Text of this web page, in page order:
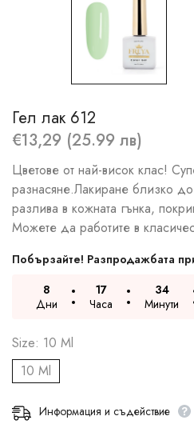
Гел лак 612
€13,29 (25.99 лв)
Цветове от най-висок клас!
разнасяне.Лакиране близко
разлива в кожната гънка,
Можете да работите в
Побързайте! Разпродажбата
8
Дни
17
Часа
34
Минути
Size: 10 Ml
10 Ml
Информация и съдействие